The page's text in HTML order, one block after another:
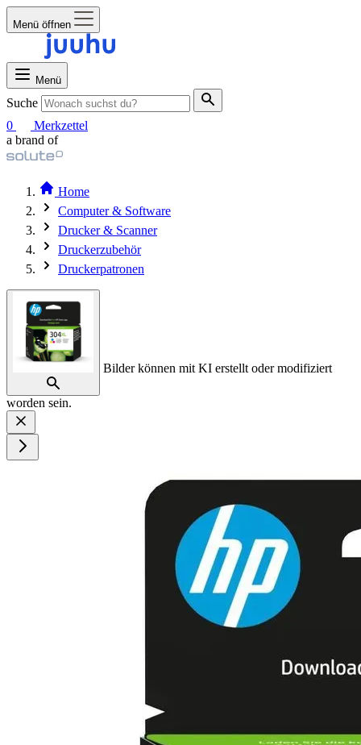
Menü öffnen
Menü
Suche
0
Merkzettel
a brand of
Home
Computer & Software
Drucker & Scanner
Druckerzubehör
Druckerpatronen
Bilder können mit KI erstellt oder modifiziert
worden sein.